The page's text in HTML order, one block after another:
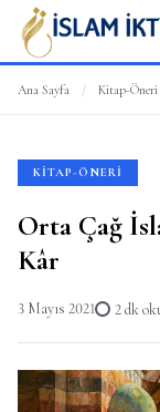
Ana Sayfa / Kitap-Öneri
KITAP-ÖNERI
Orta Çağ
Kâr
3 Mayıs 2021 2 dk